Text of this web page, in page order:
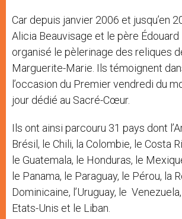
Car depuis janvier 2006 et jusqu’en
Alicia Beauvisage et le père
organisé le pèlerinage des reliques
Marguerite-Marie. Ils témoignent
l’occasion du Premier vendredi du
jour dédié au Sacré-Cœur.
Ils ont ainsi parcouru 31 pays dont
Brésil, le Chili, la Colombie, le Costa
le Guatemala, le Honduras, le
le Panama, le Paraguay, le Pérou, la
Dominicaine, l’Uruguay, le
Etats-Unis et le Liban.